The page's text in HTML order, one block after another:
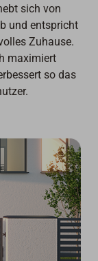
sich von
und entspricht
Zuhause.
maximiert
so das